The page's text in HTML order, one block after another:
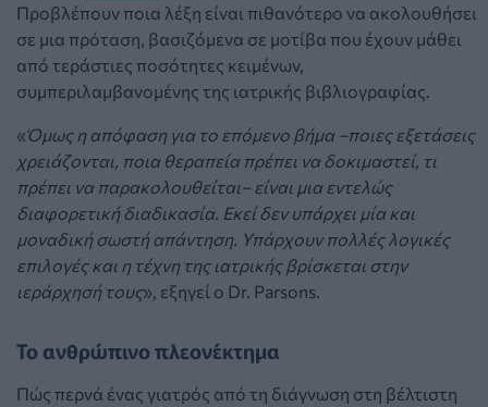
Προβλέπουν ποια λέξη είναι πιθανότερο να ακολουθήσει
σε μια πρόταση, βασιζόμενα σε μοτίβα που έχουν μάθει
από τεράστιες ποσότητες κειμένων,
συμπεριλαμβανομένης της ιατρικής βιβλιογραφίας.
«Όμως η απόφαση για το επόμενο βήμα –ποιες εξετάσεις
χρειάζονται, ποια θεραπεία πρέπει να δοκιμαστεί, τι
πρέπει να παρακολουθείται– είναι μια εντελώς
διαφορετική διαδικασία. Εκεί δεν υπάρχει μία και
μοναδική σωστή απάντηση. Υπάρχουν πολλές λογικές
επιλογές και η τέχνη της ιατρικής βρίσκεται στην
ιεράρχησή τους», εξηγεί ο Dr. Parsons.
Το ανθρώπινο πλεονέκτημα
Πώς περνά ένας γιατρός από τη διάγνωση στη βέλτιστη